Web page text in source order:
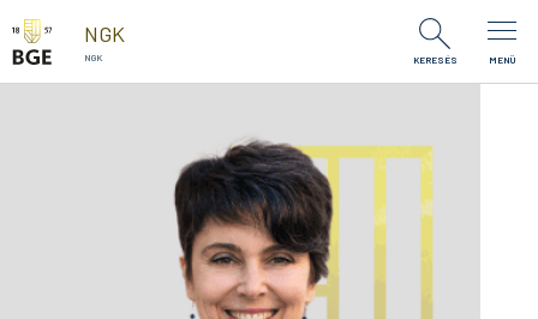
Ugrás a tartalomra
NGK
NGK KERESÉS MENÜ